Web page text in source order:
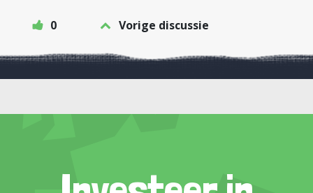
0 Vorige discussie